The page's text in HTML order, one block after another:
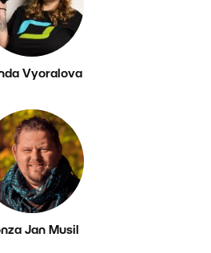
Vyoralova
Jan Musil